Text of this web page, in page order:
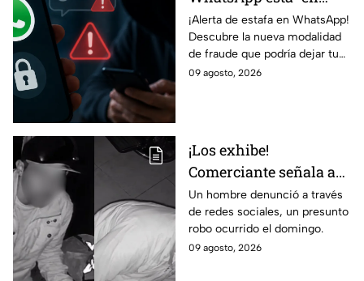
revisión”? Este mensaje
podría dejarte
vulnerable ante
ESTAFAS si no tienes
¡Alerta de estafa en WhatsApp!
Descubre la nueva modalidad
de fraude que podría dejar tu
cuenta vulnerable. ¡No te
09 agosto, 2026
¡Los exhibe!
Comerciante señala a
dos hombres de un
presunto robo a un
negocio en León
Un hombre denunció a través
de redes sociales, un presunto
robo ocurrido el domingo.
09 agosto, 2026